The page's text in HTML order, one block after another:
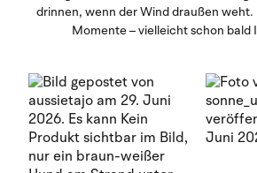
drinnen, wenn der Wind draußen
Momente – vielleicht schon bald